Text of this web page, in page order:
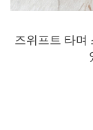
즈위프트 타며